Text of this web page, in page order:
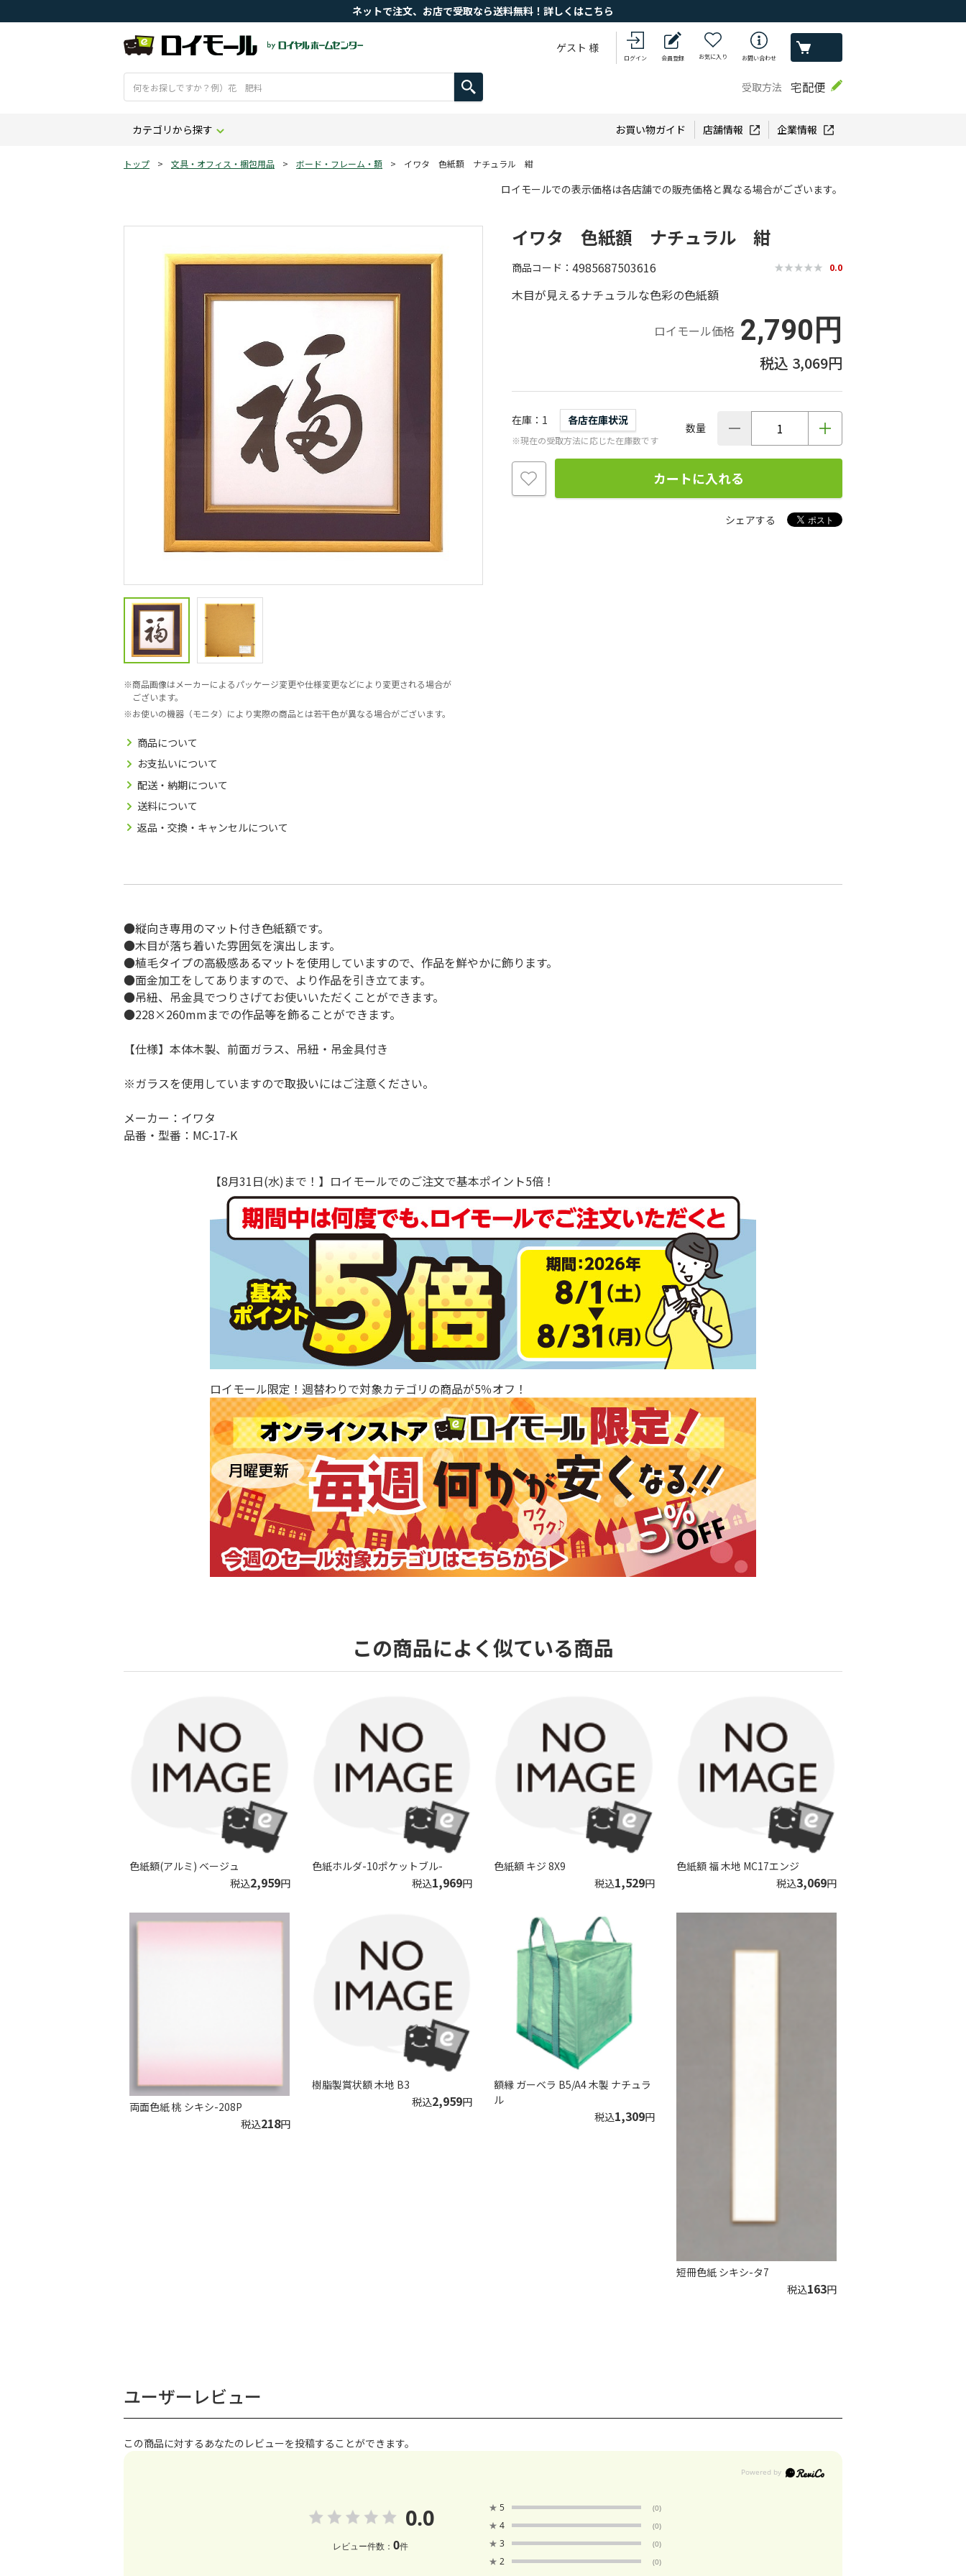
ネットで注文、お店で受取なら送料無料！詳しくはこちら
ゲスト 様
ログイン 会員登録 お気に入り お問い合わせ
受取方法 宅配便
カテゴリから探す お買い物ガイド 店舗情報 企業情報
トップ > 文具・オフィス・梱包用品 > ボード・フレーム・額 > イワタ 色紙額 ナチュラル 紺
ロイモールでの表示価格は各店舗での販売価格と異なる場合がございます。
商品画像はメーカーによるパッケージ変更や仕様変更などにより変更される場合が
ございます。
お使いの機器（モニタ）により実際の商品とは若干色が異なる場合がございます。
商品について
お支払いについて
配送・納期について
送料について
返品・交換・キャンセルについて
イワタ 色紙額 ナチュラル 紺
商品コード 4985687503616 0.0
木目が見えるナチュラルな色彩の色紙額
ロイモール価格 2,790円
3,069円
在庫 1 各店在庫状況
※現在の受取方法に応じた在庫数です
数量
カートに入れる
シェアする
●縦向き専用のマット付き色紙額です。
●木目が落ち着いた雰囲気を演出します。
●植毛タイプの高級感あるマットを使用していますので、作品を鮮やかに飾ります。
●面金加工をしてありますので、より作品を引き立てます。
●吊紐、吊金具でつりさげてお使いいただくことができます。
●228×260mmまでの作品等を飾ることができます。
【仕様】本体木製、前面ガラス、吊紐・吊金具付き
※ガラスを使用していますので取扱いにはご注意ください。
メーカー：イワタ
品番・型番：MC-17-K
【8月31日(水)まで！】ロイモールでのご注文で基本ポイント5倍！
ロイモール限定！週替わりで対象カテゴリの商品が5％オフ！
この商品によく似ている商品
色紙額(アルミ) ベージュ
税込2,959円
色紙ホルダ-10ポケットブル-
税込1,969円
色紙額 キジ 8X9
税込1,529円
色紙額 福 木地 MC17エンジ
税込3,069円
両面色紙 桃 シキシ-208P
税込218円
樹脂製賞状額 木地 B3
税込2,959円
額縁 ガーベラ B5/A4 木製 ナチュラ
ル
税込1,309円
短冊色紙 シキシ-タ7
税込163円
ユーザーレビュー
この商品に対するあなたのレビューを投稿することができます。
0.0
レビュー件数： 0件
★ 5 (0)
★ 4 (0)
★ 3 (0)
★ 2 (0)